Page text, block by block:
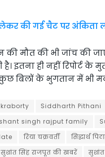
की गई चैट पर अंकिता
की मौत की भी जांच की
इतना ही नहीं रिपोर्ट के
बिलों के भुगतान में भी
Siddharth Pithani
singh rajput family
रिया चक्रवर्ती सिद्धार्थ
सुशांत सिंह राजपूत की खबरें